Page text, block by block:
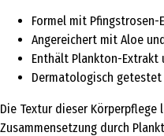
Formel mit Pfingstrosen-
Angereichert mit Aloe
Enthält Plankton-Extrakt
Dermatologisch getestet
Die Textur dieser
Zusammensetzung durch